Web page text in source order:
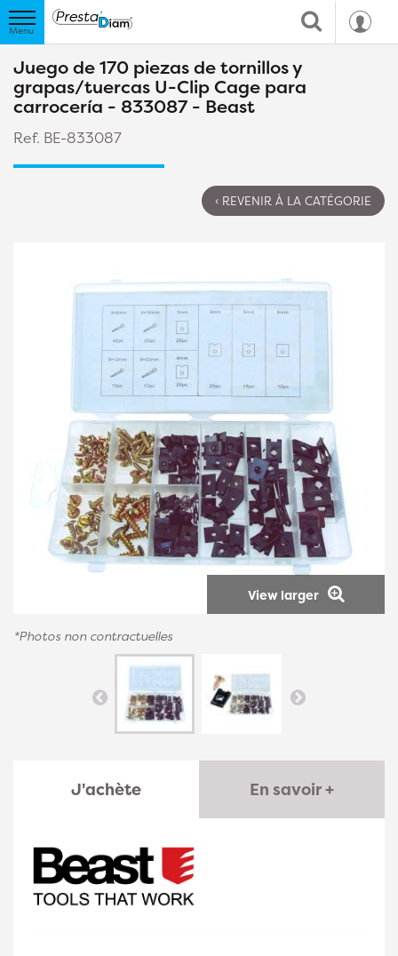
Juego de 170 piezas de tornillos y
grapas/tuercas U-Clip Cage para
carrocería - 833087 - Beast
Ref. BE-833087
‹ REVENIR À LA CATÉGORIE
View larger
*Photos non contractuelles
J'achète En savoir +